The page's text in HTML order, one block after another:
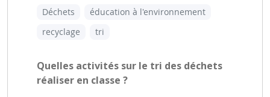
Déchets
éducation à l'environnement
recyclage
tri
Quelles activités sur le tri des déchets
réaliser en classe ?